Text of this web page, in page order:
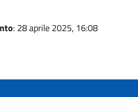
: 28 aprile 2025, 16:08